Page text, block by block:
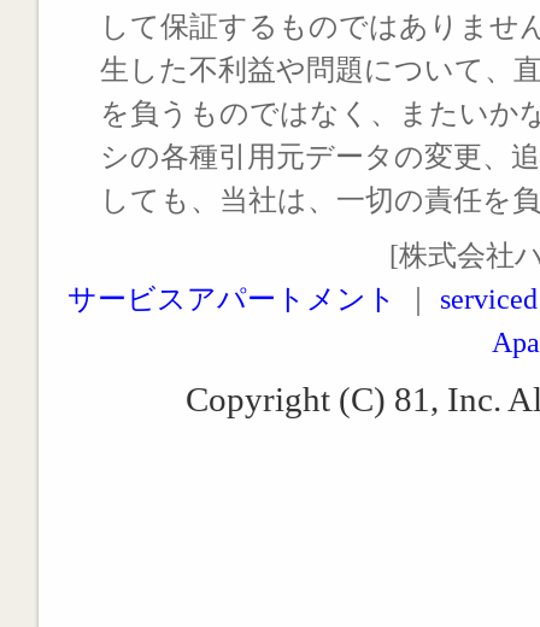
して保証するものではありませ
生した不利益や問題について、
を負うものではなく、またいか
シの各種引用元データの変更、
しても、当社は、一切の責任を
[株式会社
サービスアパートメント
Copyright (C) 81, Inc.